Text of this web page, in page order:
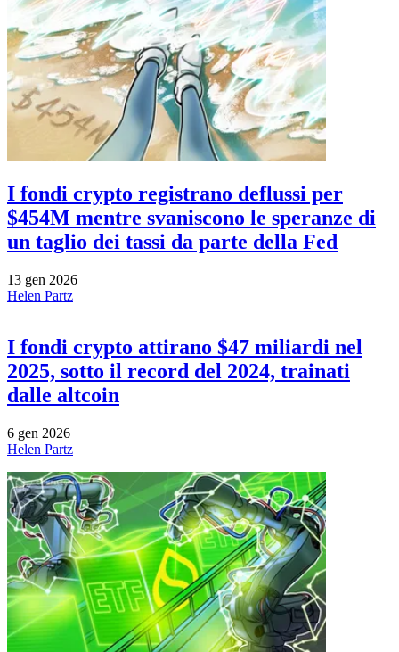
I fondi crypto registrano deflussi per
$454M mentre svaniscono le speranze di
un taglio dei tassi da parte della Fed
13 gen 2026
Helen Partz
I fondi crypto attirano $47 miliardi nel
2025, sotto il record del 2024, trainati
dalle altcoin
6 gen 2026
Helen Partz